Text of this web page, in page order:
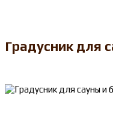
Градусник для